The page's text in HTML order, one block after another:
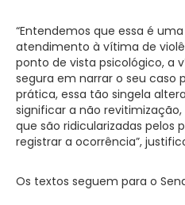
“Entendemos que essa é
atendimento à vítima de
ponto de vista psicológico, a
segura em narrar o seu caso
prática, essa tão singela
significar a não
que são ridicularizadas pelos
registrar a ocorrência”,
Os textos seguem para o